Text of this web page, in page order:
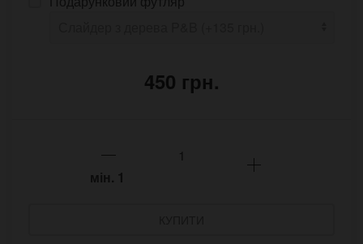
450 грн.
мін. 1